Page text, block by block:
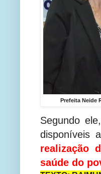
Prefeita Neide
Segundo
disponíveis
realização
saúde do